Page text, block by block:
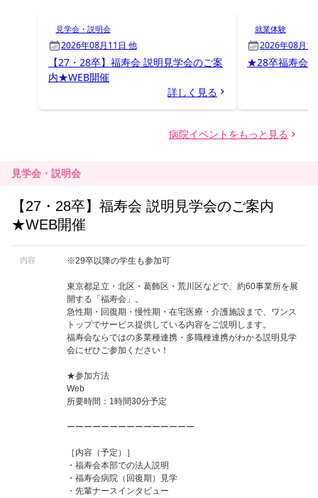
見学会・説明会
【27・28卒】福寿会 説明見学会のご案内
★WEB開催
内容 ※29卒以降の学生も参加可
東京都足立・北区・葛飾区・荒川区などで、約60事業所を展
開する「福寿会」。
急性期・回復期・慢性期・在宅医療・介護施設まで、ワンス
トップでサービス提供している内容をご説明します。
福寿会ならではの多業種連携・多職種連携がわかる説明見学
会にぜひご参加ください！
★参加方法
Web
所要時間：1時間30分予定
ーーーーーーーーーーーーーーー
［内容（予定）］
・福寿会本部での法人説明
・福寿会病院（回復期）見学
・先輩ナースインタビュー